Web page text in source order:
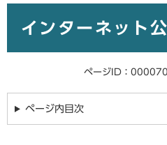
本
インターネット
ページID：
ページ内目次